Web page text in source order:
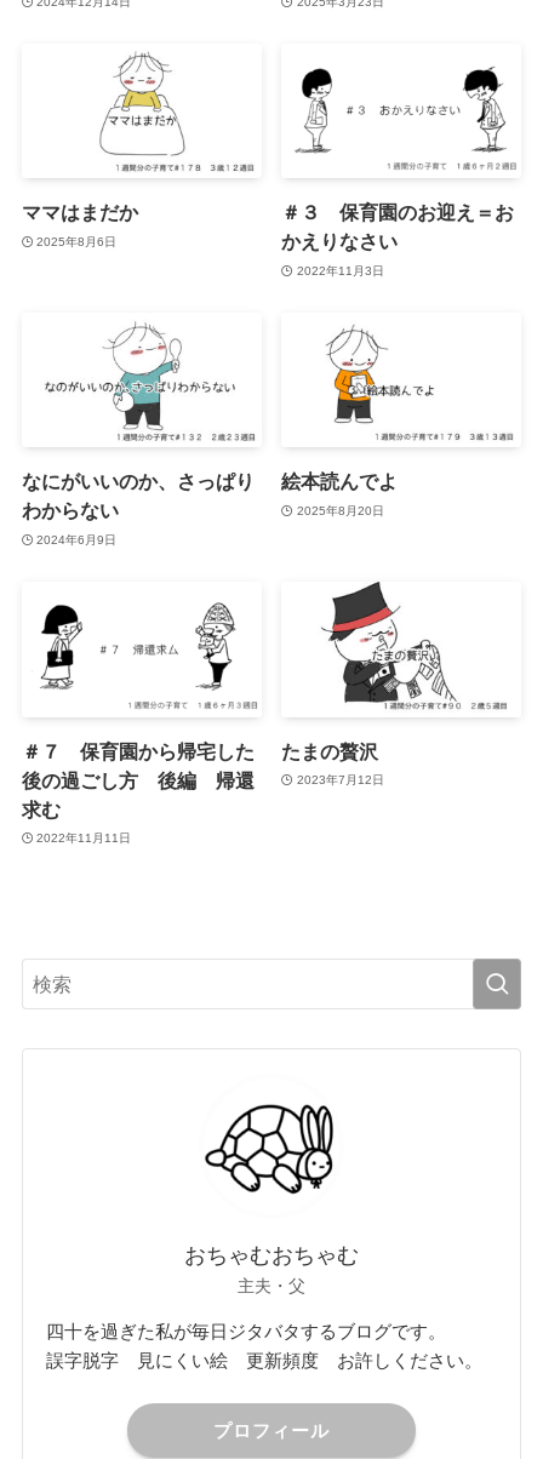
ママはまだか
2025年8月6日
＃３ 保育園のお迎え＝お
かえりなさい
2022年11月3日
なにがいいのか、さっぱり
わからない
2024年6月9日
絵本読んでよ
2025年8月20日
＃７ 保育園から帰宅した
後の過ごし方 後編 帰還
求む
2022年11月11日
たまの贅沢
2023年7月12日
おちゃむおちゃむ
主夫・父
四十を過ぎた私が毎日ジタバタするブログです。
誤字脱字 見にくい絵 更新頻度 お許しください。
プロフィール